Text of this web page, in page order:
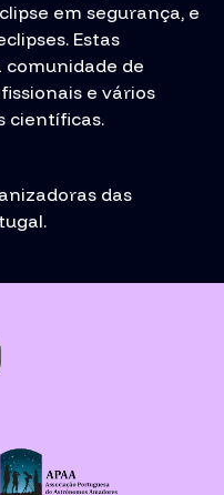
em segurança, e
Estas
comunidade de
e vários
científicas.
das